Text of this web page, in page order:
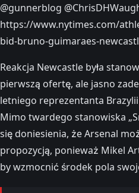
@gunnerblog
https://www.nytimes.com/
bid-bruno-guimaraes-
Reakcja Newcastle była
pierwszą ofertę, ale jasno
letniego reprezentanta
Mimo twardego stanowiska
się doniesienia, że Arsenal
propozycją, ponieważ Mikel
by wzmocnić środek pola